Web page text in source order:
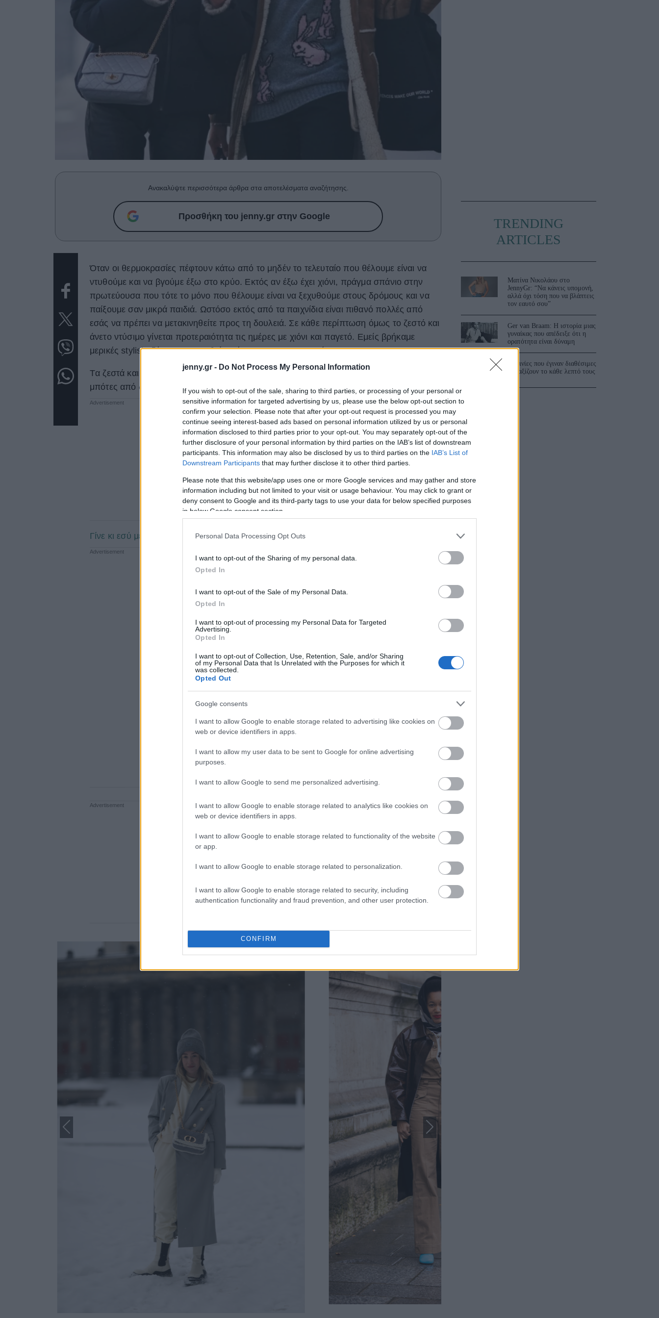
jenny.gr - Do Not Process My Personal Information
If you wish to opt-out of the sale, sharing to third parties, or processing of your personal or
sensitive information for targeted advertising by us, please use the below opt-out section to
confirm your selection. Please note that after your opt-out request is processed you may
continue seeing interest-based ads based on personal information utilized by us or personal
information disclosed to third parties prior to your opt-out. You may separately opt-out of the
further disclosure of your personal information by third parties on the IAB’s list of downstream
participants. This information may also be disclosed by us to third parties on the IAB’s List of
Downstream Participants that may further disclose it to other third parties.
Please note that this website/app uses one or more Google services and may gather and store
information including but not limited to your visit or usage behaviour. You may click to grant or
deny consent to Google and its third-party tags to use your data for below specified purposes
in below Google consent section.
Personal Data Processing Opt Outs
I want to opt-out of the Sharing of my personal data.
Opted In
I want to opt-out of the Sale of my Personal Data.
Opted In
I want to opt-out of processing my Personal Data for Targeted
Advertising.
Opted In
I want to opt-out of Collection, Use, Retention, Sale, and/or Sharing
of my Personal Data that Is Unrelated with the Purposes for which it
was collected.
Opted Out
Google consents
I want to allow Google to enable storage related to advertising like cookies on
web or device identifiers in apps.
I want to allow my user data to be sent to Google for online advertising
purposes.
I want to allow Google to send me personalized advertising.
I want to allow Google to enable storage related to analytics like cookies on
web or device identifiers in apps.
I want to allow Google to enable storage related to functionality of the website
or app.
I want to allow Google to enable storage related to personalization.
I want to allow Google to enable storage related to security, including
authentication functionality and fraud prevention, and other user protection.
CONFIRM
Ανακαλύψτε περισσότερα άρθρα στα αποτελέσματα αναζήτησης.
Προσθήκη του jenny.gr στην Google
Όταν οι θερμοκρασίες πέφτουν κάτω από το μηδέν το τελευταίο που θέλουμε είναι να
ντυθούμε και να βγούμε έξω στο κρύο. Εκτός αν έξω έχει χιόνι, πράγμα σπάνιο στην
πρωτεύουσα που τότε το μόνο που θέλουμε είναι να ξεχυθούμε στους δρόμους και να
παίξουμε σαν μικρά παιδιά. Ωστόσο εκτός από τα παιχνίδια είναι πιθανό πολλές από
εσάς να πρέπει να μετακινηθείτε προς τη δουλειά. Σε κάθε περίπτωση όμως το ζεστό και
άνετο ντύσιμο γίνεται προτεραιότητα τις ημέρες με χιόνι και παγετό. Εμείς βρήκαμε
μερικές stylish ιδέες για να ντυθείτε μέρες σαν την σημερινή.
Tα ζεστά και statement πανωφόρια είναι φυσικά οι μεγάλοι πρωταγωνιστές, μαζί με
μπότες από δέρμα, γούνινη επένδυση ή αντιολισθητικές.
Γίνε κι εσύ μέλος μόνο με 6€/ έτος στο συνδρομητικό Jenny.gr Exclusive Benefits
TRENDING
ARTICLES
Ματίνα Νικολάου στο
JennyGr: “Να κάνεις υπομονή,
αλλά όχι τόση που να βλάπτεις
τον εαυτό σου”
Ger van Braam: Η ιστορία μιας
γυναίκας που απέδειξε ότι η
ορατότητα είναι δύναμη
3 ταινίες που έγιναν διαθέσιμες
και αξίζουν το κάθε λεπτό τους